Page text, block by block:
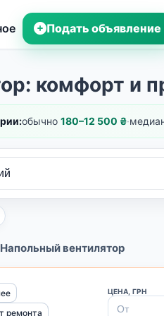
Подать объявление
комфорт и
обычно 180–12 500 ₴·
Напольный вентилятор
ремонта
ЦЕНА, ГРН